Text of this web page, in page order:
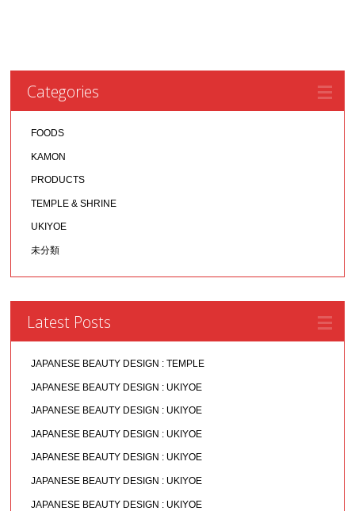
Categories
FOODS
KAMON
PRODUCTS
TEMPLE & SHRINE
UKIYOE
未分類
Latest Posts
JAPANESE BEAUTY DESIGN : TEMPLE
JAPANESE BEAUTY DESIGN : UKIYOE
JAPANESE BEAUTY DESIGN : UKIYOE
JAPANESE BEAUTY DESIGN : UKIYOE
JAPANESE BEAUTY DESIGN : UKIYOE
JAPANESE BEAUTY DESIGN : UKIYOE
JAPANESE BEAUTY DESIGN : UKIYOE